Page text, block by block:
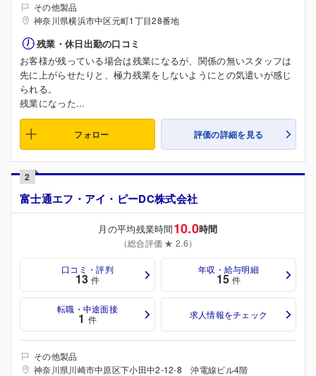
その他製品
神奈川県横浜市中区元町1丁目28番地
残業・休日出勤の口コミ
お客様が残っている場合は残業になるが、関係の無いスタッフは
先に上がらせたりと、極力残業をしないようにとの気遣いが感じ
られる。
残業になった...
フォロー 評価の詳細を見る
2
富士通エフ・アイ・ピーDC株式会社
月の平均残業時間10.0時間
（総合評価 ★ 2.6）
口コミ・評判
13 件
年収・給与明細
15 件
転職・中途面接
1 件 求人情報をチェック
その他製品
神奈川県川崎市中原区下小田中2-12-8 沖電線ビル4階